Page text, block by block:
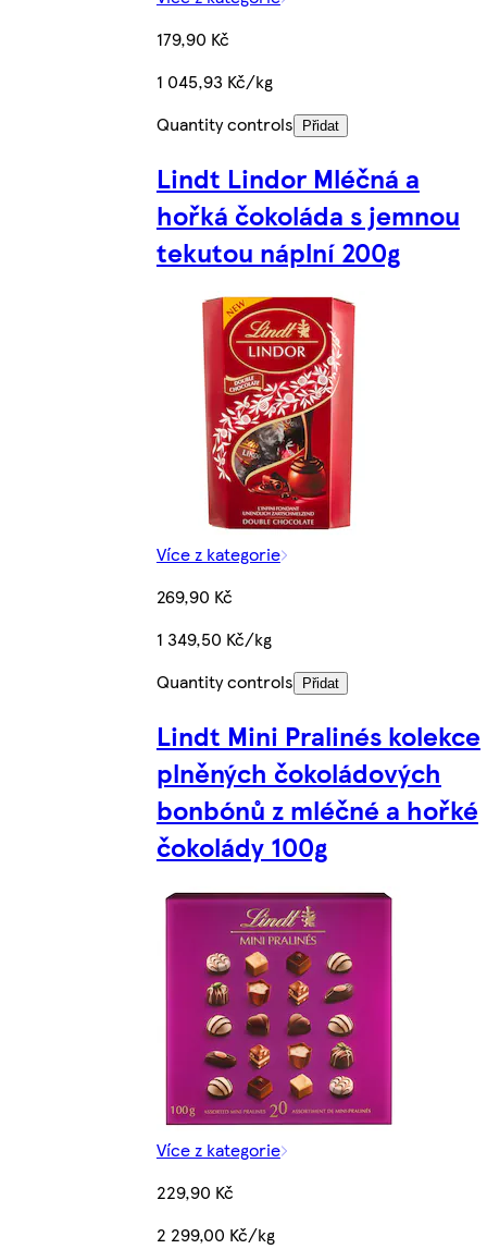
179,90 Kč
1 045,93 Kč/kg
Quantity controls
Přidat
Lindt Lindor Mléčná a
hořká čokoláda s jemnou
tekutou náplní 200g
Více z kategorie
269,90 Kč
1 349,50 Kč/kg
Quantity controls
Přidat
Lindt Mini Pralinés kolekce
plněných čokoládových
bonbónů z mléčné a hořké
čokolády 100g
Více z kategorie
229,90 Kč
2 299,00 Kč/kg